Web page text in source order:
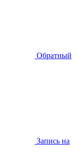
Обратный
Запись на